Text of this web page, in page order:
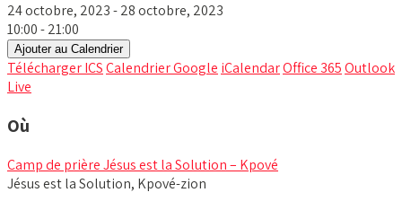
24 octobre, 2023 - 28 octobre, 2023
10:00 - 21:00
Ajouter au Calendrier
Télécharger ICSCalendrier Google iCalendarOffice 365Outlook
Live
Où
Camp de prière Jésus est la Solution – Kpové
Jésus est la Solution, Kpové-zion